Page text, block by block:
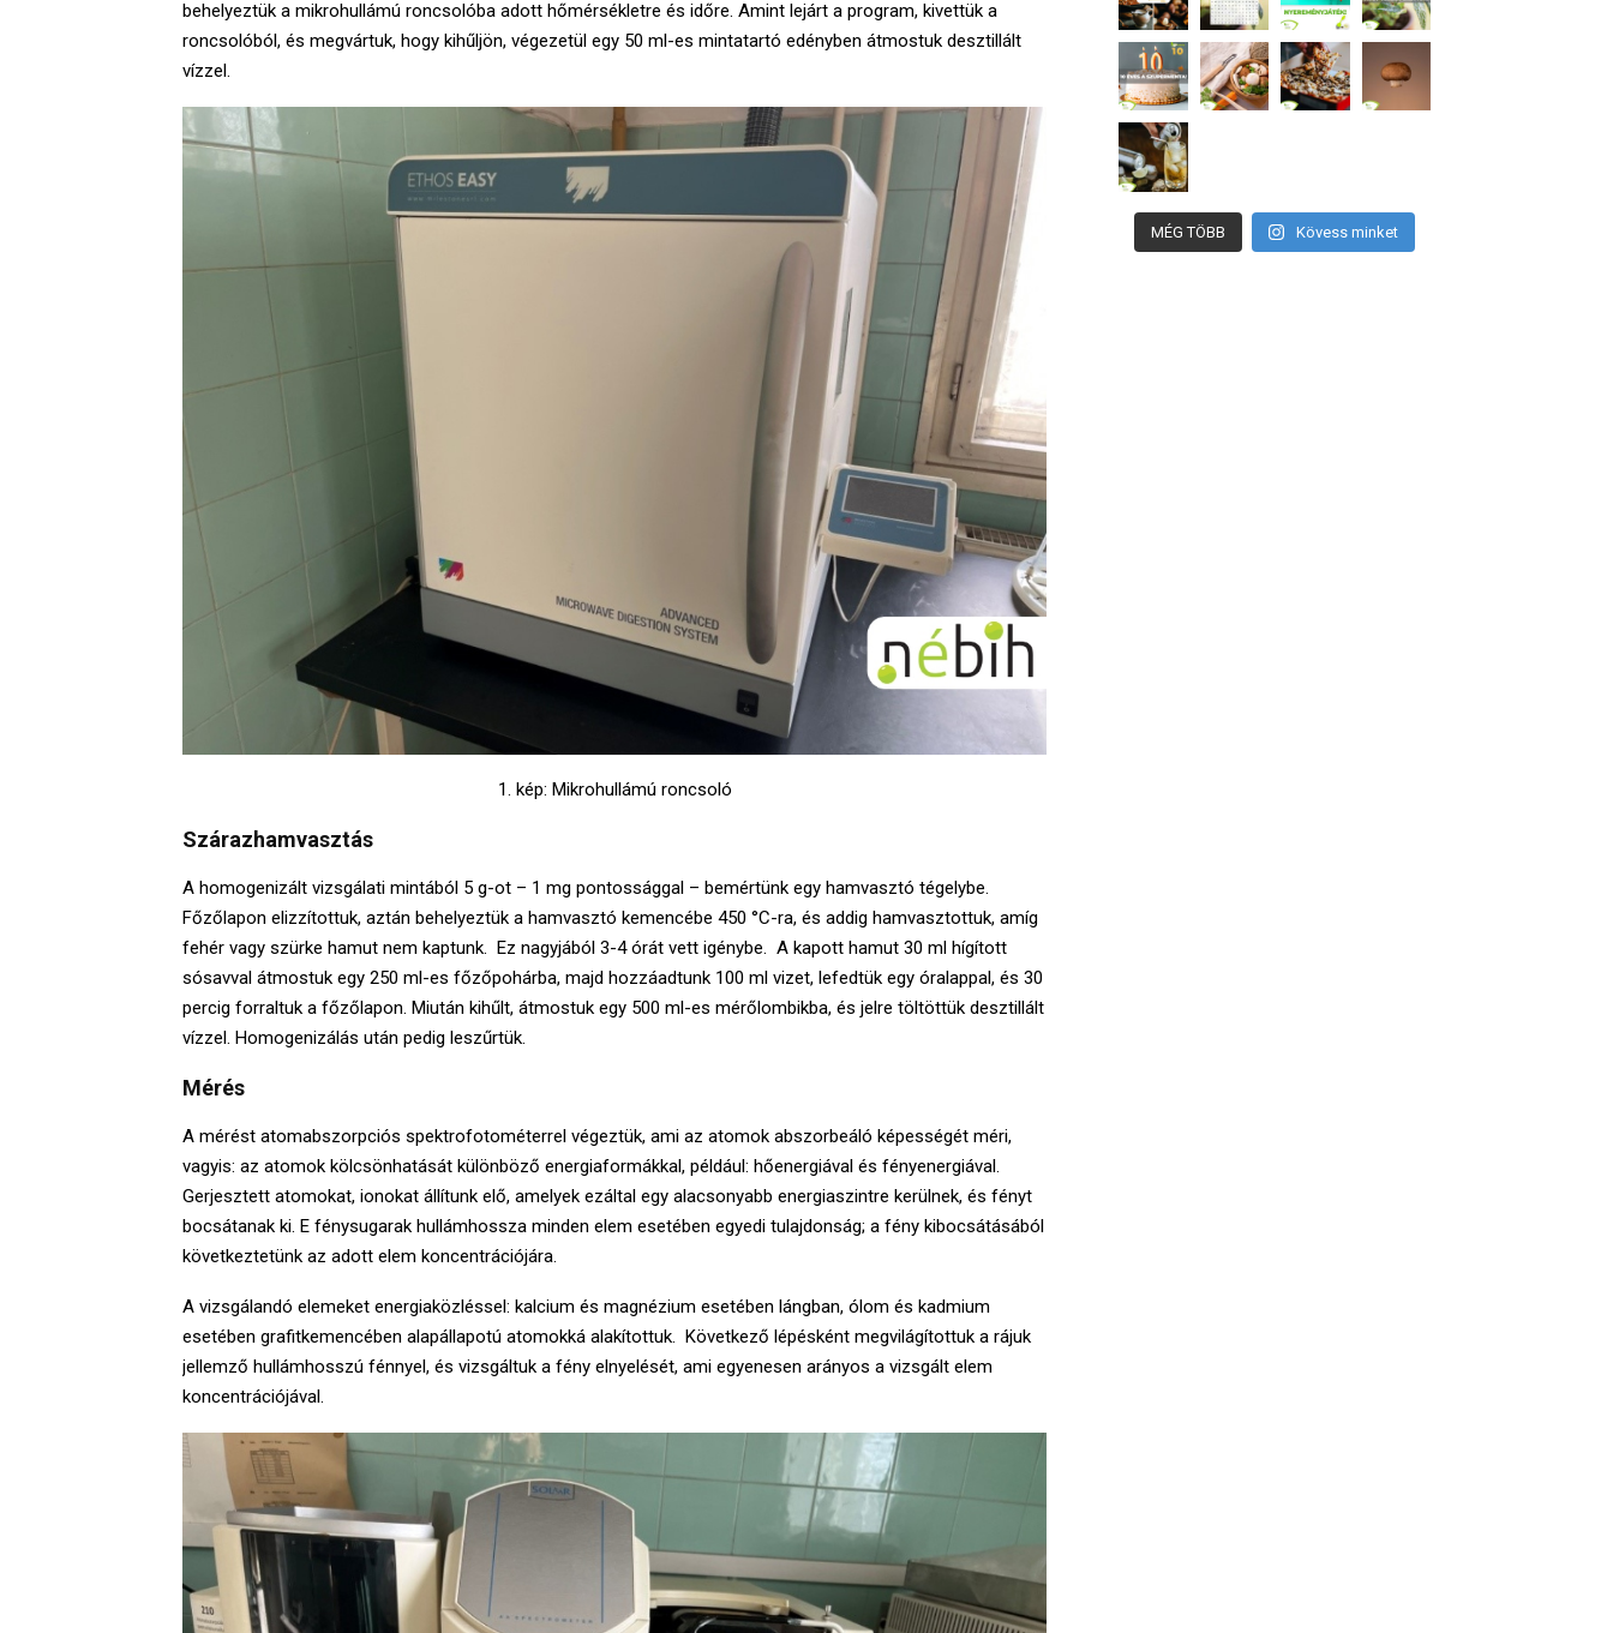
behelyeztük a mikrohullámú roncsolóba adott hőmérsékletre és időre. Amint lejárt a program, kivettük a
roncsolóból, és megvártuk, hogy kihűljön, végezetül egy 50 ml-es mintatartó edényben átmostuk desztillált
vízzel.
1. kép: Mikrohullámú roncsoló
Szárazhamvasztás
A homogenizált vizsgálati mintából 5 g-ot – 1 mg pontossággal – bemértünk egy hamvasztó tégelybe.
Főzőlapon elizzítottuk, aztán behelyeztük a hamvasztó kemencébe 450 °C-ra, és addig hamvasztottuk, amíg
fehér vagy szürke hamut nem kaptunk. Ez nagyjából 3-4 órát vett igénybe. A kapott hamut 30 ml hígított
sósavval átmostuk egy 250 ml-es főzőpohárba, majd hozzáadtunk 100 ml vizet, lefedtük egy óralappal, és 30
percig forraltuk a főzőlapon. Miután kihűlt, átmostuk egy 500 ml-es mérőlombikba, és jelre töltöttük desztillált
vízzel. Homogenizálás után pedig leszűrtük.
Mérés
A mérést atomabszorpciós spektrofotométerrel végeztük, ami az atomok abszorbeáló képességét méri,
vagyis: az atomok kölcsönhatását különböző energiaformákkal, például: hőenergiával és fényenergiával.
Gerjesztett atomokat, ionokat állítunk elő, amelyek ezáltal egy alacsonyabb energiaszintre kerülnek, és fényt
bocsátanak ki. E fénysugarak hullámhossza minden elem esetében egyedi tulajdonság; a fény kibocsátásából
következtetünk az adott elem koncentrációjára.
A vizsgálandó elemeket energiaközléssel: kalcium és magnézium esetében lángban, ólom és kadmium
esetében grafitkemencében alapállapotú atomokká alakítottuk. Következő lépésként megvilágítottuk a rájuk
jellemző hullámhosszú fénnyel, és vizsgáltuk a fény elnyelését, ami egyenesen arányos a vizsgált elem
koncentrációjával.
MÉG TÖBB Kövess minket